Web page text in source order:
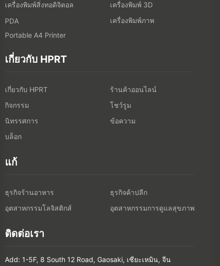
เครื่องพิมพ์สิ่งทอดิจิตอล
เครื่องพิมพ์ 3D
PDA
เครื่องพิมพ์ภาพ
Portable A4 Printer
เกี่ยวกับ HPRT
เกี่ยวกับ HPRT
ร้านค้าออนไลน์
กิจกรรม
โชว์รูม
นิทรรศการ
ข้อความ
บล็อก
แก้
ธุรกิจร้านอาหาร
ธุรกิจค้าปลีก
อุตสาหกรรมโลจิสติกส์
อุตสาหกรรมการดูแลสุขภาพ
ติดต่อเรา
Add: 1-5F, 8 South 12 Road, Gaosaki, เซียะเหมิน, จีน